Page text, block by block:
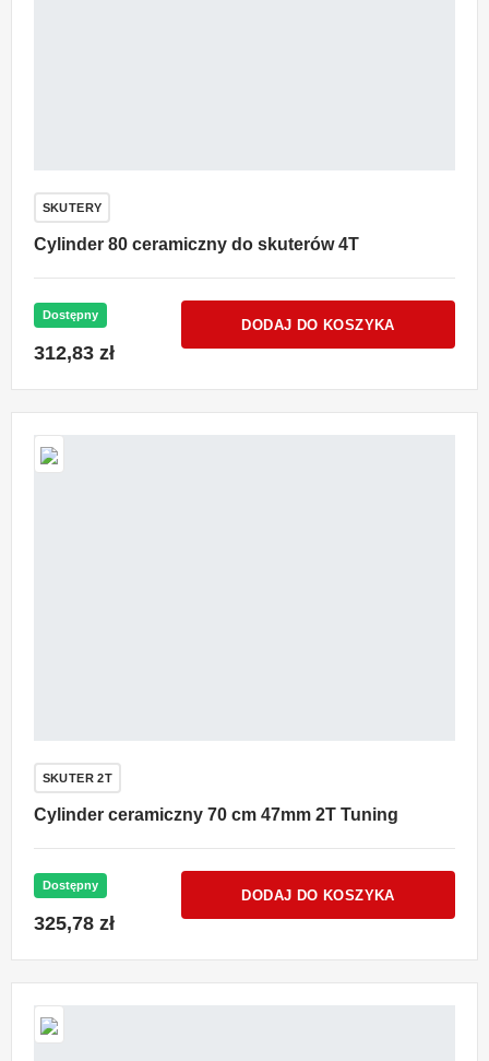
SKUTERY
Cylinder 80 ceramiczny do skuterów 4T
Dostępny
312,83 zł
DODAJ DO KOSZYKA
SKUTER 2T
Cylinder ceramiczny 70 cm 47mm 2T Tuning
Dostępny
325,78 zł
DODAJ DO KOSZYKA